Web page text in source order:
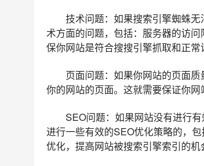
技术问题：如果搜索引擎蜘蛛
术方面的问题，包括：服务器的访
保你网站是符合搜搜引擎抓取和正常
页面问题：如果你网站的页面
你的网站的页面。这就需要保证你网
SEO问题：如果网站没有进行
进行一些有效的SEO优化策略的，
优化，提高网站被搜索引擎索引的机